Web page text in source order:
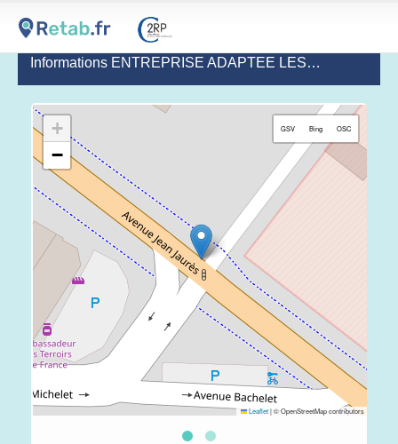
Informations ENTREPRISE ADAPTEE LES JARDINS D'AQUITAINE APIHA
+
−
GSV Bing OSC
Leaflet|© OpenStreetMap contributors